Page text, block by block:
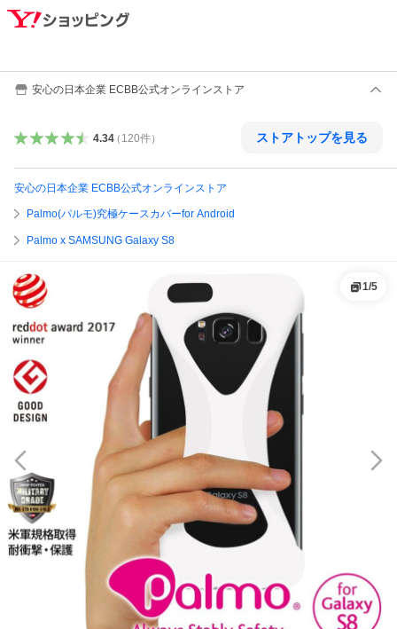
安心の日本企業 ECBB公式オンラインストア
4.34（ 120件） ストアトップを見る
安心の日本企業 ECBB公式オンラインストア
Palmo(パルモ)究極ケースカバーfor Android
Palmo x SAMSUNG Galaxy S8
1/5